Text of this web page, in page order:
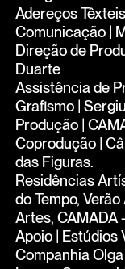
Adereços
Comunicação |
Direção de
Duarte
Assistência de
Grafismo |
Produção |
Coprodução |
das Figuras.
Residências
do Tempo,
Artes, CAMADA
Apoio | Estúdios
Companhia